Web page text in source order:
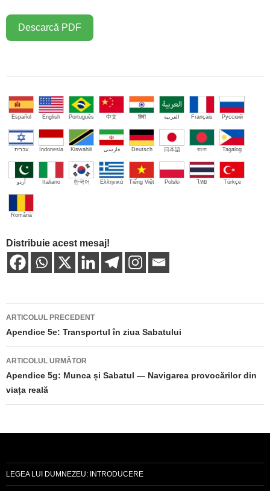
Descarcă PDF
Español English Português 中文 हिंदी العربية Français Русский
עברית Indonesia Kiswahili فارسی Deutsch 日本語 বাংলা Tagalog
اُردو Italiano 한국어 Ελληνικά Tiếng Việt Polski ไทย Türkçe
Română
Distribuie acest mesaj!
Navigare
în
articole
ARTICOLUL PRECEDENT
Apendice 5e: Transportul în ziua Sabatului
ARTICOLUL URMĂTOR
Apendice 5g: Munca și Sabatul — Navigarea provocărilor din
viața reală
LEGEA LUI DUMNEZEU: INTRODUCERE